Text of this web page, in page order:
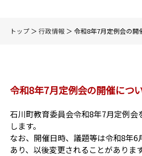
トップ ＞ 行政情報 ＞ 令和8年7月定例会の開
令和8年7月定例会の開催につ
石川町教育委員会令和8年7月定例会
します。
なお、開催日時、議題等は令和8年6
あり、以後変更されることがあります